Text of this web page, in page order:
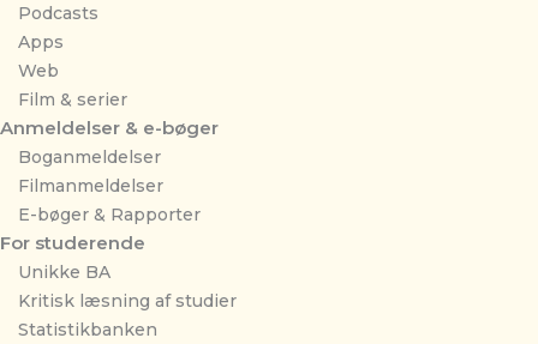
Podcasts
Apps
Web
Film & serier
Anmeldelser & e-bøger
Boganmeldelser
Filmanmeldelser
E-bøger & Rapporter
For studerende
Unikke BA
Kritisk læsning af studier
Statistikbanken